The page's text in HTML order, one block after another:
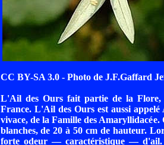
CC BY-SA 3.0 - Photo de J.F.Gaffard
L'Ail des Ours fait partie de la Flore,
France. L'Ail des Ours est aussi
vivace, de la Famille des
blanches, de 20 à 50 cm de hauteur.
forte odeur — caractéristique — d'ail.